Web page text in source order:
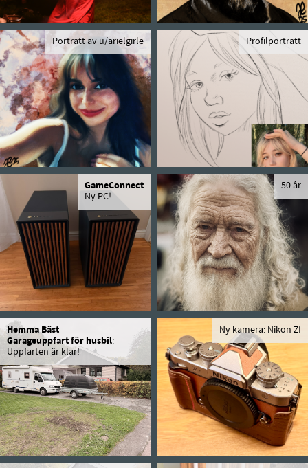
Porträtt av u/arielgirle Profilporträtt
GameConnect
Ny PC!
50 år
Hemma Bäst
Garageuppfart för husbil:
Uppfarten är klar!
Ny kamera: Nikon Zf